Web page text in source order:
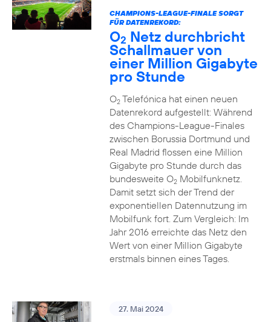
CHAMPIONS-LEAGUE-FINALE SORGT
FÜR DATENREKORD:
O2 Netz durchbricht
Schallmauer von
einer Million Gigabyte
pro Stunde
O2Telefónica hat einen neuen
Datenrekord aufgestellt: Während
des Champions-League-Finales
zwischen Borussia Dortmund und
Real Madrid flossen eine Million
Gigabyte pro Stunde durch das
bundesweite O2Mobilfunknetz.
Damit setzt sich der Trend der
exponentiellen Datennutzung im
Mobilfunk fort. Zum Vergleich: Im
Jahr 2016 erreichte das Netz den
Wert von einer Million Gigabyte
erstmals binnen eines Tages.
27. Mai 2024